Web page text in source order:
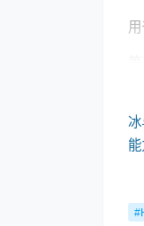
冰
能